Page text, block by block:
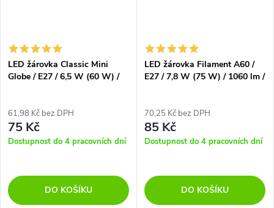
LED žárovka Classic Mini
Globe / E27 / 6,5 W (60 W) /
61,98 Kč bez DPH
75 Kč
Dostupnost do 4 pracovních dní
DO KOŠÍKU
LED žárovka Filament A60 /
E27 / 7,8 W (75 W) / 1060 lm /
70,25 Kč bez DPH
85 Kč
Dostupnost do 4 pracovních dní
DO KOŠÍKU